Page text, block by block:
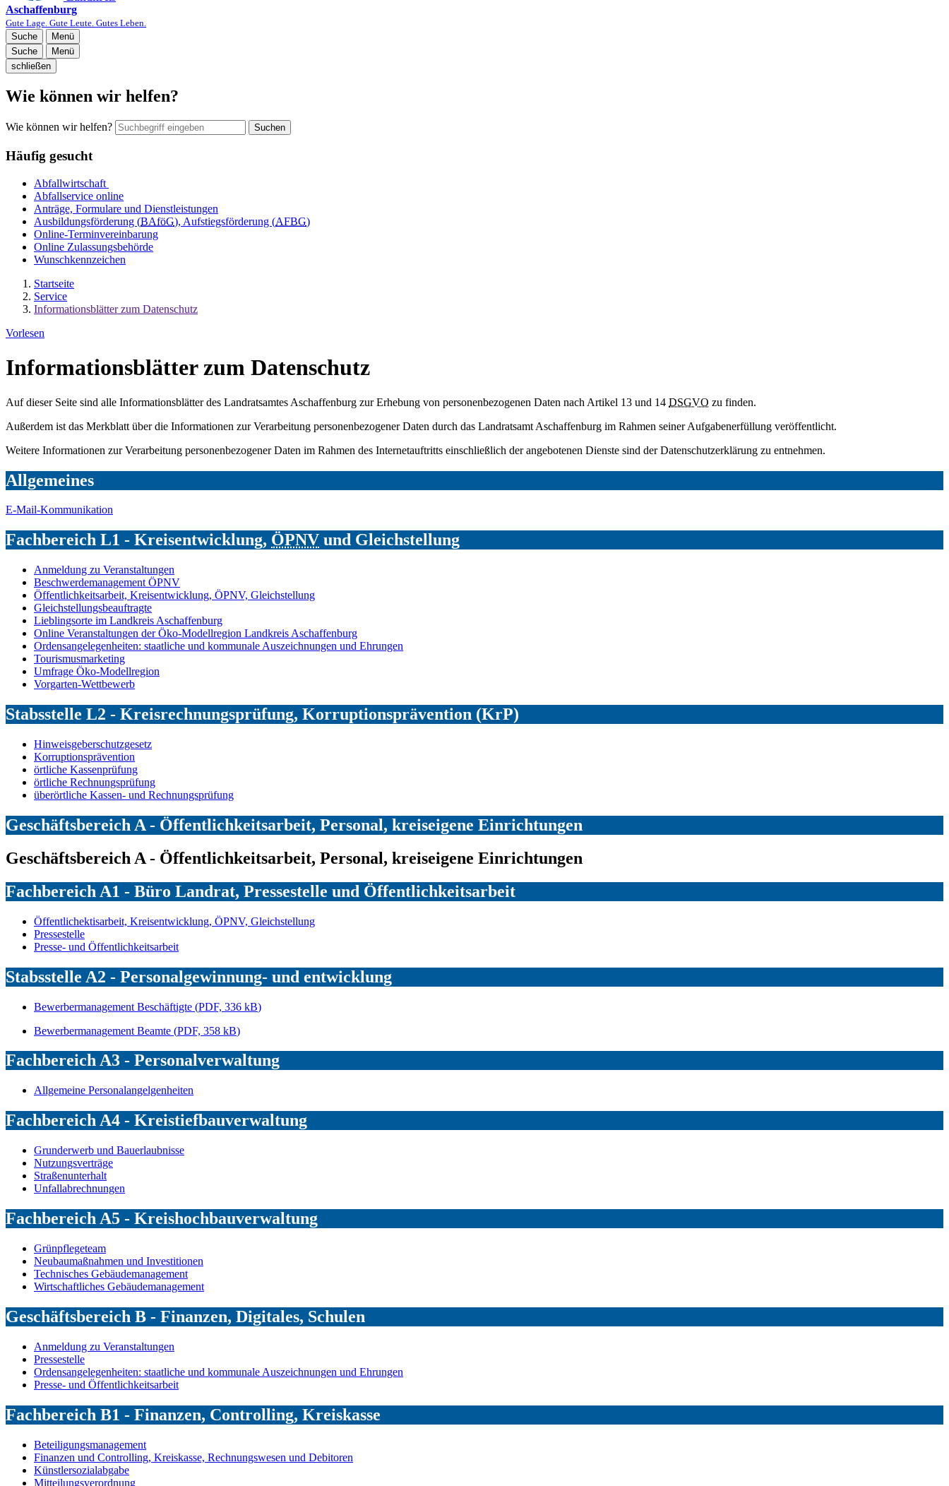
Aschaffenburg
Gute Lage. Gute Leute. Gutes Leben.
Suche
Menü
Suche
Menü
schließen
Wie können wir helfen?
Wie können wir helfen? Suchen
Häufig gesucht
Abfallwirtschaft
Abfallservice online
Anträge, Formulare und Dienstleistungen
Ausbildungsförderung (BAföG), Aufstiegsförderung (AFBG)
Online-Terminvereinbarung
Online Zulassungsbehörde
Wunschkennzeichen
Startseite
Service
Informationsblätter zum Datenschutz
Vorlesen
Informationsblätter zum Datenschutz
Auf dieser Seite sind alle Informationsblätter des Landratsamtes Aschaffenburg zur Erhebung von personenbezogenen Daten nach Artikel 13 und 14 DSGVO zu finden.
Außerdem ist das Merkblatt über die Informationen zur Verarbeitung personenbezogener Daten durch das Landratsamt Aschaffenburg im Rahmen seiner Aufgabenerfüllung veröffentlicht.
Weitere Informationen zur Verarbeitung personenbezogener Daten im Rahmen des Internetauftritts einschließlich der angebotenen Dienste sind der Datenschutzerklärung zu entnehmen.
Allgemeines
E-Mail-Kommunikation
Fachbereich L1 - Kreisentwicklung, ÖPNV und Gleichstellung
Anmeldung zu Veranstaltungen
Beschwerdemanagement ÖPNV
Öffentlichkeitsarbeit, Kreisentwicklung, ÖPNV, Gleichstellung
Gleichstellungsbeauftragte
Lieblingsorte im Landkreis Aschaffenburg
Online Veranstaltungen der Öko-Modellregion Landkreis Aschaffenburg
Ordensangelegenheiten: staatliche und kommunale Auszeichnungen und Ehrungen
Tourismusmarketing
Umfrage Öko-Modellregion
Vorgarten-Wettbewerb
Stabsstelle L2 - Kreisrechnungsprüfung, Korruptionsprävention (KrP)
Hinweisgeberschutzgesetz
Korruptionsprävention
örtliche Kassenprüfung
örtliche Rechnungsprüfung
überörtliche Kassen- und Rechnungsprüfung
Geschäftsbereich A - Öffentlichkeitsarbeit, Personal, kreiseigene Einrichtungen
Geschäftsbereich A - Öffentlichkeitsarbeit, Personal, kreiseigene Einrichtungen
Fachbereich A1 - Büro Landrat, Pressestelle und Öffentlichkeitsarbeit
Öffentlichektisarbeit, Kreisentwicklung, ÖPNV, Gleichstellung
Pressestelle
Presse- und Öffentlichkeitsarbeit
Stabsstelle A2 - Personalgewinnung- und entwicklung
Bewerbermanagement Beschäftigte (PDF, 336 kB)
Bewerbermanagement Beamte (PDF, 358 kB)
Fachbereich A3 - Personalverwaltung
Allgemeine Personalangelgenheiten
Fachbereich A4 - Kreistiefbauverwaltung
Grunderwerb und Bauerlaubnisse
Nutzungsverträge
Straßenunterhalt
Unfallabrechnungen
Fachbereich A5 - Kreishochbauverwaltung
Grünpflegeteam
Neubaumaßnahmen und Investitionen
Technisches Gebäudemanagement
Wirtschaftliches Gebäudemanagement
Geschäftsbereich B - Finanzen, Digitales, Schulen
Anmeldung zu Veranstaltungen
Pressestelle
Ordensangelegenheiten: staatliche und kommunale Auszeichnungen und Ehrungen
Presse- und Öffentlichkeitsarbeit
Fachbereich B1 - Finanzen, Controlling, Kreiskasse
Beteiligungsmanagement
Finanzen und Controlling, Kreiskasse, Rechnungswesen und Debitoren
Künstlersozialabgabe
Mitteilungsverordnung